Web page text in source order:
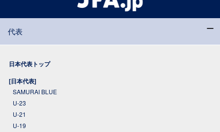
代表
日本代表トップ
[日本代表]
SAMURAI BLUE
U-23
U-21
U-19